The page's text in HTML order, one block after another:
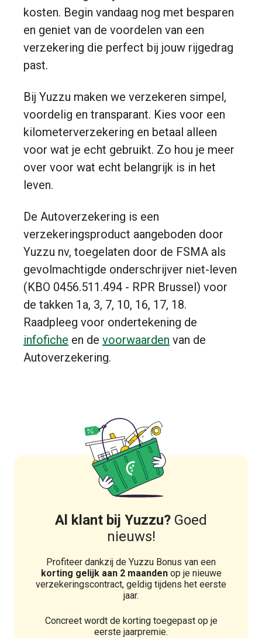
kosten. Begin vandaag nog met besparen
en geniet van de voordelen van een
verzekering die perfect bij jouw rijgedrag
past.
Bij Yuzzu maken we verzekeren simpel,
voordelig en transparant. Kies voor een
kilometerverzekering en betaal alleen
voor wat je echt gebruikt. Zo hou je meer
over voor wat echt belangrijk is in het
leven.
De Autoverzekering is een
verzekeringsproduct aangeboden door
Yuzzu nv, toegelaten door de FSMA als
gevolmachtigde onderschrijver niet-leven
(KBO 0456.511.494 - RPR Brussel) voor
de takken 1a, 3, 7, 10, 16, 17, 18.
Raadpleeg voor ondertekening de
infofiche en de voorwaarden van de
Autoverzekering.
Al klant bij Yuzzu? Goed
nieuws!
Profiteer dankzij de Yuzzu Bonus van een
korting gelijk aan 2 maanden op je nieuwe
verzekeringscontract, geldig tijdens het eerste
jaar.
Concreet wordt de korting toegepast op je
eerste jaarpremie.